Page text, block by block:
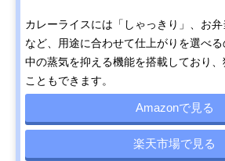
カレーライスには「しゃっきり」、お弁
など、用途に合わせて仕上がりを選べ
中の蒸気を抑える機能を搭載しており、
こともできます。
Amazonで見る
楽天市場で見る